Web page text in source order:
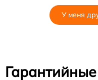
У меня